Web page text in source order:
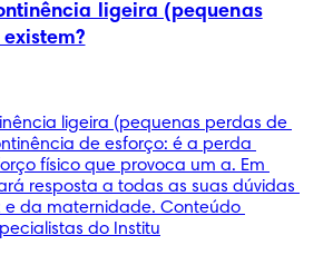
ligeira (pequenas
ligeira (pequenas perdas de
de esforço: é a perda
físico que provoca um a. Em
resposta a todas as suas dúvidas
da maternidade. Conteúdo
do Institu